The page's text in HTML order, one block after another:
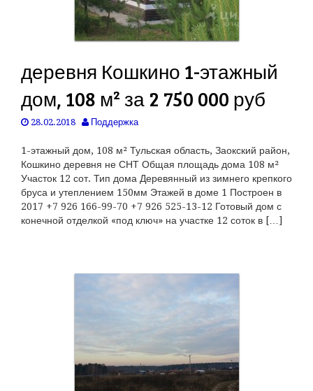
деревня Кошкино 1-этажный
дом, 108 м² за 2 750 000 руб
28.02.2018 Поддержка
1-этажный дом, 108 м² Тульская область, Заокский район,
Кошкино деревня не СНТ Общая площадь дома 108 м²
Участок 12 сот. Тип дома Деревянный из зимнего крепкого
бруса и утеплением 150мм Этажей в доме 1 Построен в
2017 +7 926 166-99-70 +7 926 525-13-12 Готовый дом с
конечной отделкой «под ключ» на участке 12 соток в […]